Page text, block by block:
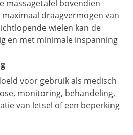
massagetafel bovendien
draagvermogen van
wielen kan de
en met minimale inspanning
voor gebruik als medisch
monitoring, behandeling,
van letsel of een beperking